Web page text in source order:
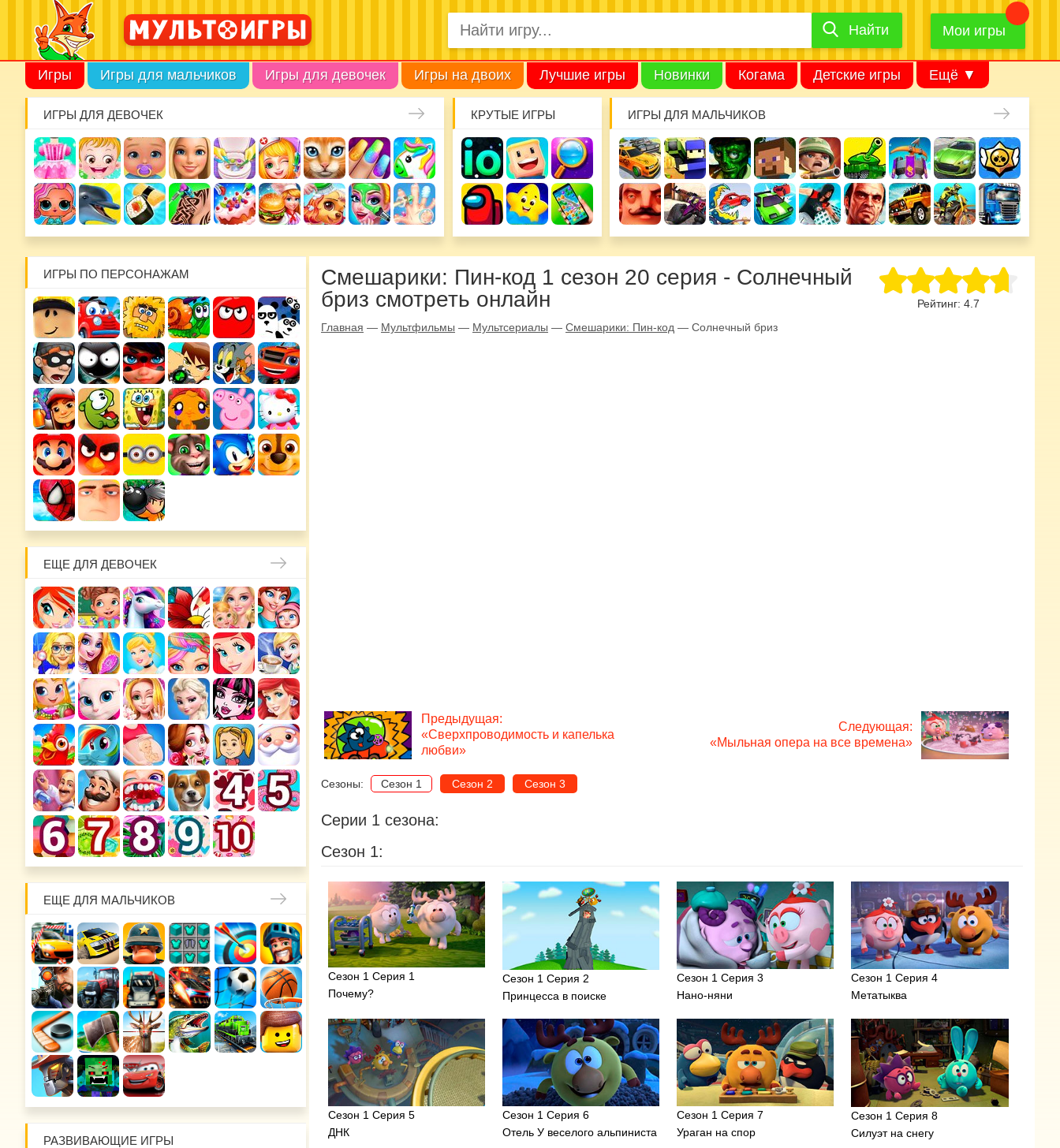
Найти
Найти Мои игры
Игры Игры для мальчиков Игры для девочек Игры на двоих Лучшие игры Новинки Когама Детские игры Ещё ▼
ИГРЫ ДЛЯ ДЕВОЧЕК КРУТЫЕ ИГРЫ ИГРЫ ДЛЯ МАЛЬЧИКОВ
ИГРЫ ПО ПЕРСОНАЖАМ
ЕЩЕ ДЛЯ ДЕВОЧЕК
ЕЩЕ ДЛЯ МАЛЬЧИКОВ
РАЗВИВАЮЩИЕ ИГРЫ
Рейтинг: 4.7
Смешарики: Пин-код 1 сезон 20 серия - Солнечный
бриз смотреть онлайн
Главная — Мультфильмы — Мультсериалы — Смешарики: Пин-код — Солнечный бриз
Предыдущая:
«Сверхпроводимость и капелька
любви»
Следующая:
«Мыльная опера на все времена»
Сезоны: Сезон 1 Сезон 2 Сезон 3
Серии 1 сезона:
Сезон 1:
Сезон 1 Серия 1
Почему?
Сезон 1 Серия 2
Принцесса в поиске
Сезон 1 Серия 3
Нано-няни
Сезон 1 Серия 4
Метатыква
Сезон 1 Серия 5
ДНК
Сезон 1 Серия 6
Отель У веселого альпиниста
Сезон 1 Серия 7
Ураган на спор
Сезон 1 Серия 8
Силуэт на снегу